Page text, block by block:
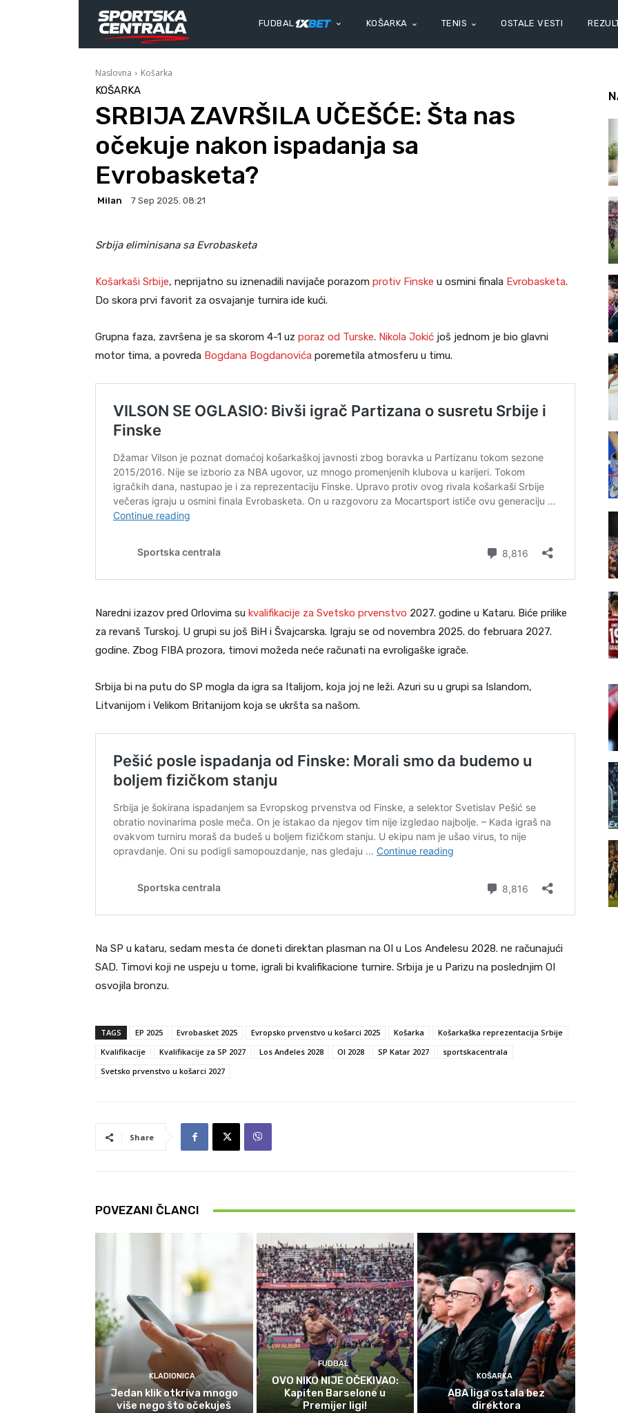
FUDBAL KOŠARKA TENIS OSTALE VESTI
Naslovna Košarka
KOŠARKA
SRBIJA ZAVRŠILA UČEŠĆE: Šta nas
očekuje nakon ispadanja sa
Evrobasketa?
Milan 7 Sep 2025. 08:21
Srbija eliminisana sa Evrobasketa
Košarkaši Srbije, neprijatno su iznenadili navijače porazom protiv Finske u osmini finala Evrobasketa.
Do skora prvi favorit za osvajanje turnira ide kući.
Grupna faza, završena je sa skorom 4-1 uz poraz od Turske. Nikola Jokić još jednom je bio glavni
motor tima, a povreda Bogdana Bogdanovića poremetila atmosferu u timu.
Naredni izazov pred Orlovima su kvalifikacije za Svetsko prvenstvo 2027. godine u Kataru. Biće prilike
za revanš Turskoj. U grupi su još BiH i Švajcarska. Igraju se od novembra 2025. do februara 2027.
godine. Zbog FIBA prozora, timovi možeda neće računati na evroligaške igrače.
Srbija bi na putu do SP mogla da igra sa Italijom, koja joj ne leži. Azuri su u grupi sa Islandom,
Litvanijom i Velikom Britanijom koja se ukršta sa našom.
Na SP u kataru, sedam mesta će doneti direktan plasman na OI u Los Anđelesu 2028. ne računajući
SAD. Timovi koji ne uspeju u tome, igrali bi kvalifikacione turnire. Srbija je u Parizu na poslednjim OI
osvojila bronzu.
TAGS EP 2025 Evrobasket 2025 Evropsko prvenstvo u košarci 2025 Košarka
Košarkaška reprezentacija Srbije
Kvalifikacije
Kvalifikacije za SP 2027 Los Anđeles 2028 OI 2028 SP Katar 2027
sportskacentrala
Svetsko prvenstvo u košarci 2027
Share
POVEZANI ČLANCI
KLADIONICA
Jedan klik otkriva mnogo
više nego što očekuješ
FUDBAL
OVO NIKO NIJE OČEKIVAO:
Kapiten Barselone u
Premijer ligi!
KOŠARKA
ABA liga ostala bez
direktora